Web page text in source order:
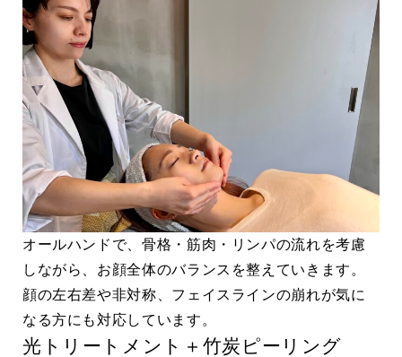
オールハンドで、骨格・筋肉・リンパの流れを考慮
しながら、お顔全体のバランスを整えていきます。
顔の左右差や非対称、フェイスラインの崩れが気に
なる方にも対応しています。
光トリートメント＋竹炭ピーリング